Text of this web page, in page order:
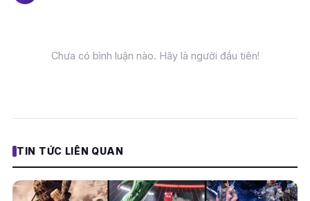
Chưa có bình luận nào. Hãy là người đầu tiên!
TIN TỨC LIÊN QUAN